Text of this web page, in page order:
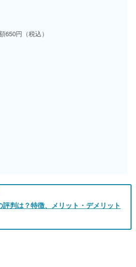
650円（税込）
評判は？特徴、メリット・デメリット